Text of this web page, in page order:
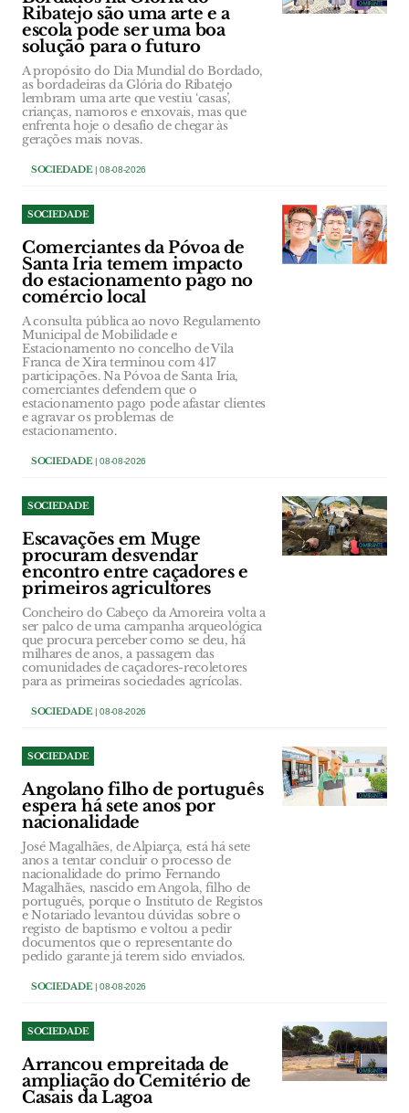
Ribatejo são uma arte e a
escola pode ser uma boa
solução para o futuro
A propósito do Dia Mundial do Bordado,
as bordadeiras da Glória do Ribatejo
lembram uma arte que vestiu ‘casas’,
crianças, namoros e enxovais, mas que
enfrenta hoje o desafio de chegar às
gerações mais novas.
SOCIEDADE| 08-08-2026
SOCIEDADE
Comerciantes da Póvoa de
Santa Iria temem impacto
do estacionamento pago no
comércio local
A consulta pública ao novo Regulamento
Municipal de Mobilidade e
Estacionamento no concelho de Vila
Franca de Xira terminou com 417
participações. Na Póvoa de Santa Iria,
comerciantes defendem que o
estacionamento pago pode afastar clientes
e agravar os problemas de
estacionamento.
SOCIEDADE| 08-08-2026
SOCIEDADE
Escavações em Muge
procuram desvendar
encontro entre caçadores e
primeiros agricultores
Concheiro do Cabeço da Amoreira volta a
ser palco de uma campanha arqueológica
que procura perceber como se deu, há
milhares de anos, a passagem das
comunidades de caçadores-recoletores
para as primeiras sociedades agrícolas.
SOCIEDADE| 08-08-2026
SOCIEDADE
Angolano filho de português
espera há sete anos por
nacionalidade
José Magalhães, de Alpiarça, está há sete
anos a tentar concluir o processo de
nacionalidade do primo Fernando
Magalhães, nascido em Angola, filho de
português, porque o Instituto de Registos
e Notariado levantou dúvidas sobre o
registo de baptismo e voltou a pedir
documentos que o representante do
pedido garante já terem sido enviados.
SOCIEDADE| 08-08-2026
SOCIEDADE
Arrancou empreitada de
ampliação do Cemitério de
Casais da Lagoa